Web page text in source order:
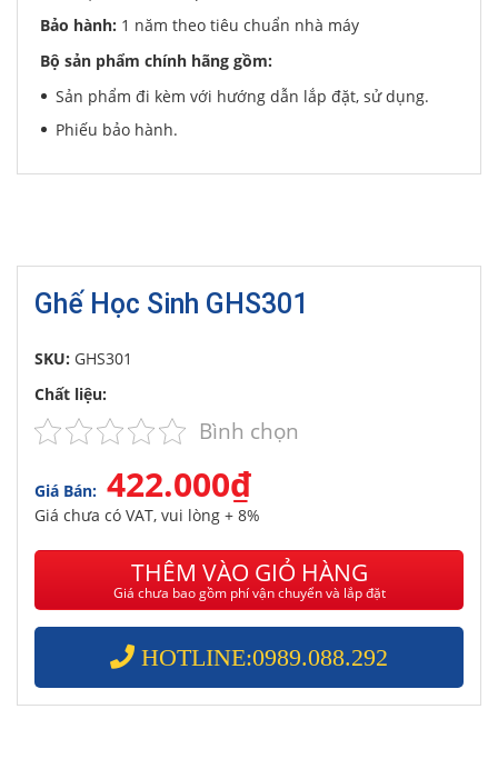
Bảo hành: 1 năm theo tiêu chuẩn nhà máy
Bộ sản phẩm chính hãng gồm:
Sản phẩm đi kèm với hướng dẫn lắp đặt, sử dụng.
Phiếu bảo hành.
Ghế Học Sinh GHS301
SKU: GHS301
Chất liệu:
Bình chọn
Giá Bán: 422.000₫
Giá chưa có VAT, vui lòng + 8%
THÊM VÀO GIỎ HÀNG
Giá chưa bao gồm phí vận chuyển và lắp đặt
HOTLINE:0989.088.292